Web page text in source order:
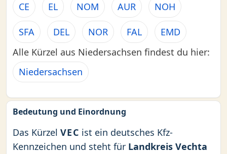
CE EL NOM AUR NOH
SFA DEL NOR FAL
EMD
Alle Kürzel aus Niedersachsen findest du hier:
Niedersachsen
Bedeutung und Einordnung
Das Kürzel VEC ist ein deutsches Kfz-
Kennzeichen und steht für Landkreis Vechta